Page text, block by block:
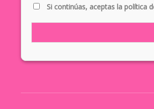
Si continúas, aceptas la política